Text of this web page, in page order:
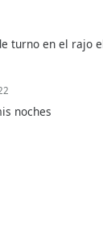
turno en el rajo
noches